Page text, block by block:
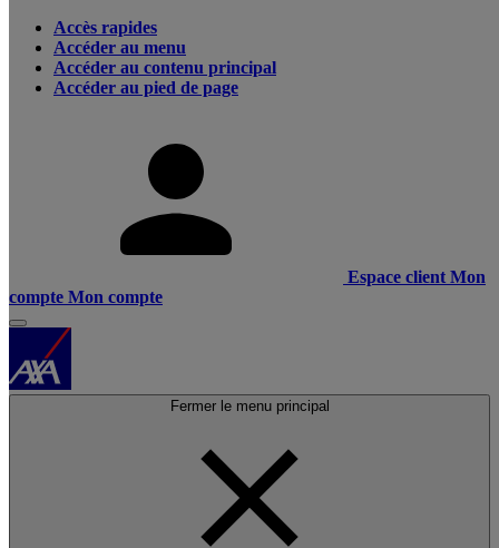
Accès rapides
Accéder au menu
Accéder au contenu principal
Accéder au pied de page
Espace client Mon
compte Mon compte
Fermer le menu principal